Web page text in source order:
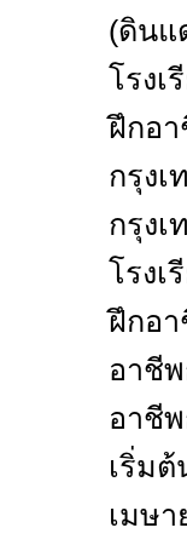
(ดินแ
โรง
ฝึกอ
กรุง
กรุง
โรง
ฝึกอ
อาชี
อาชี
เริ่ม
เมษ